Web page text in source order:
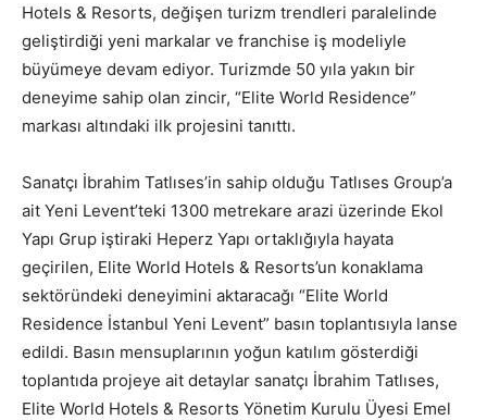
Hotels & Resorts, değişen turizm trendleri paralelinde
geliştirdiği yeni markalar ve franchise iş modeliyle
büyümeye devam ediyor. Turizmde 50 yıla yakın bir
deneyime sahip olan zincir, “Elite World Residence”
markası altındaki ilk projesini tanıttı.
Sanatçı İbrahim Tatlıses’in sahip olduğu Tatlıses Group’a
ait Yeni Levent’teki 1300 metrekare arazi üzerinde Ekol
Yapı Grup iştiraki Heperz Yapı ortaklığıyla hayata
geçirilen, Elite World Hotels & Resorts’un konaklama
sektöründeki deneyimini aktaracağı “Elite World
Residence İstanbul Yeni Levent” basın toplantısıyla lanse
edildi. Basın mensuplarının yoğun katılım gösterdiği
toplantıda projeye ait detaylar sanatçı İbrahim Tatlıses,
Elite World Hotels & Resorts Yönetim Kurulu Üyesi Emel